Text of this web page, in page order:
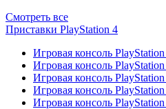
Смотреть все
Приставки PlayStation 4
Игровая консоль
Игровая консоль
Игровая консоль
Игровая консоль
Игровая консоль